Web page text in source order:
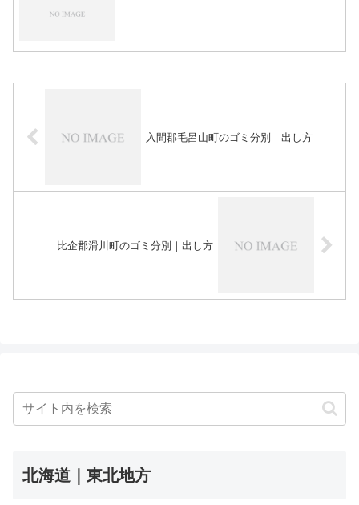
入間郡毛呂山町のゴミ分別｜出し方
比企郡滑川町のゴミ分別｜出し方
北海道｜東北地方